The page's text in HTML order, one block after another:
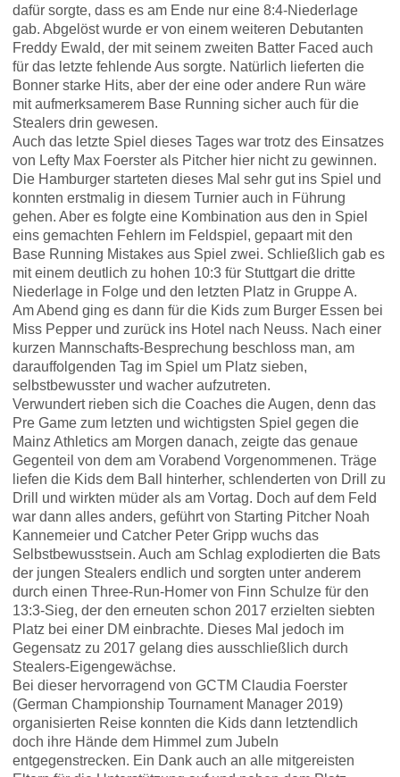
dafür sorgte, dass es am Ende nur eine 8:4-Niederlage
gab. Abgelöst wurde er von einem weiteren Debutanten
Freddy Ewald, der mit seinem zweiten Batter Faced auch
für das letzte fehlende Aus sorgte. Natürlich lieferten die
Bonner starke Hits, aber der eine oder andere Run wäre
mit aufmerksamerem Base Running sicher auch für die
Stealers drin gewesen.
Auch das letzte Spiel dieses Tages war trotz des Einsatzes
von Lefty Max Foerster als Pitcher hier nicht zu gewinnen.
Die Hamburger starteten dieses Mal sehr gut ins Spiel und
konnten erstmalig in diesem Turnier auch in Führung
gehen. Aber es folgte eine Kombination aus den in Spiel
eins gemachten Fehlern im Feldspiel, gepaart mit den
Base Running Mistakes aus Spiel zwei. Schließlich gab es
mit einem deutlich zu hohen 10:3 für Stuttgart die dritte
Niederlage in Folge und den letzten Platz in Gruppe A.
Am Abend ging es dann für die Kids zum Burger Essen bei
Miss Pepper und zurück ins Hotel nach Neuss. Nach einer
kurzen Mannschafts-Besprechung beschloss man, am
darauffolgenden Tag im Spiel um Platz sieben,
selbstbewusster und wacher aufzutreten.
Verwundert rieben sich die Coaches die Augen, denn das
Pre Game zum letzten und wichtigsten Spiel gegen die
Mainz Athletics am Morgen danach, zeigte das genaue
Gegenteil von dem am Vorabend Vorgenommenen. Träge
liefen die Kids dem Ball hinterher, schlenderten von Drill zu
Drill und wirkten müder als am Vortag. Doch auf dem Feld
war dann alles anders, geführt von Starting Pitcher Noah
Kannemeier und Catcher Peter Gripp wuchs das
Selbstbewusstsein. Auch am Schlag explodierten die Bats
der jungen Stealers endlich und sorgten unter anderem
durch einen Three-Run-Homer von Finn Schulze für den
13:3-Sieg, der den erneuten schon 2017 erzielten siebten
Platz bei einer DM einbrachte. Dieses Mal jedoch im
Gegensatz zu 2017 gelang dies ausschließlich durch
Stealers-Eigengewächse.
Bei dieser hervorragend von GCTM Claudia Foerster
(German Championship Tournament Manager 2019)
organisierten Reise konnten die Kids dann letztendlich
doch ihre Hände dem Himmel zum Jubeln
entgegenstrecken. Ein Dank auch an alle mitgereisten